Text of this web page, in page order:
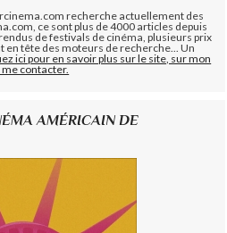
recherche actuellement des
ce sont plus de 4000 articles depuis
de festivals de cinéma, plusieurs prix
en tête des moteurs de recherche... Un
ici pour en savoir plus sur le site, sur mon
contacter.
AMÉRICAIN DE